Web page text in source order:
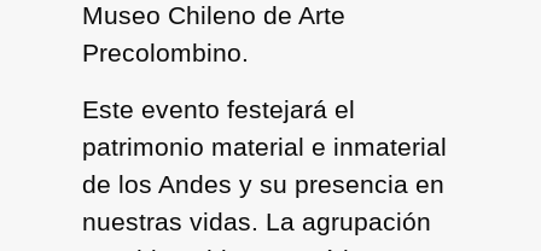
Museo Chileno de Arte
Precolombino.
Este evento festejará el
patrimonio material e inmaterial
de los Andes y su presencia en
nuestras vidas. La agrupación